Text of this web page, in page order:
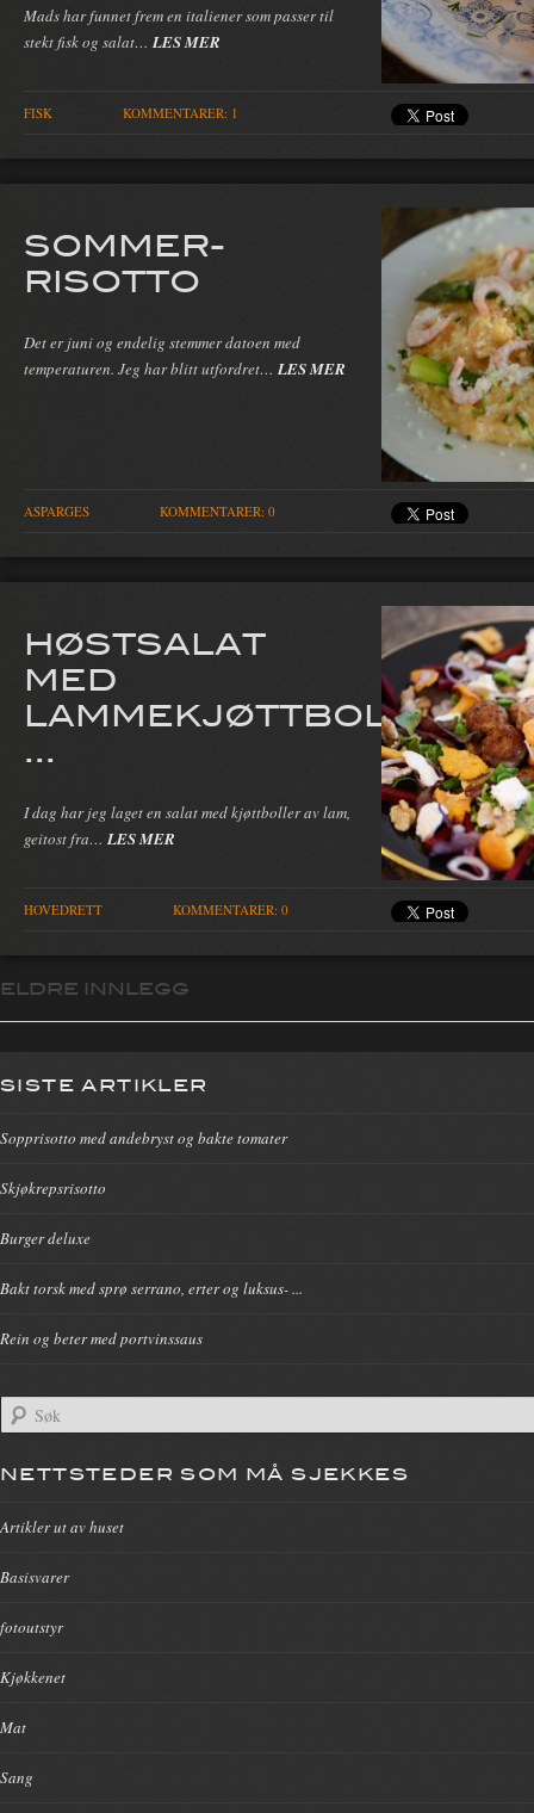
Mads har funnet frem en italiener som passer til
stekt fisk og salat… LES MER
FISK KOMMENTARER: 1
SOMMER-
RISOTTO
Det er juni og endelig stemmer datoen med
temperaturen. Jeg har blitt utfordret… LES MER
ASPARGES KOMMENTARER: 0
HØSTSALAT
MED
LAMMEKJØTTBOLL
...
I dag har jeg laget en salat med kjøttboller av lam,
geitost fra… LES MER
HOVEDRETT KOMMENTARER: 0
Innleggsnavigasjon
ELDRE INNLEGG
SISTE ARTIKLER
Sopprisotto med andebryst og bakte tomater
Skjøkrepsrisotto
Burger deluxe
Bakt torsk med sprø serrano, erter og luksus- ...
Rein og beter med portvinssaus
NETTSTEDER SOM MÅ SJEKKES
Artikler ut av huset
Basisvarer
fotoutstyr
Kjøkkenet
Mat
Sang